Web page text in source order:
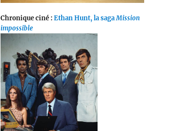
Chronique ciné :Ethan Hunt, la sagaMission
impossible